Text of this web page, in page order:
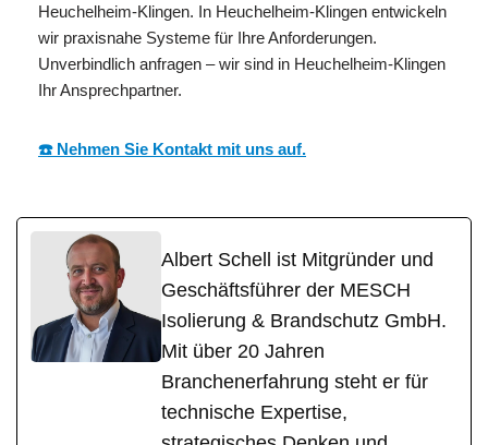
Heuchelheim-Klingen. In Heuchelheim-Klingen entwickeln
wir praxisnahe Systeme für Ihre Anforderungen.
Unverbindlich anfragen – wir sind in Heuchelheim-Klingen
Ihr Ansprechpartner.
☎️ Nehmen Sie Kontakt mit uns auf.
Albert Schell ist Mitgründer und
Geschäftsführer der MESCH
Isolierung & Brandschutz GmbH.
Mit über 20 Jahren
Branchenerfahrung steht er für
technische Expertise,